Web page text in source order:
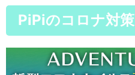
PiPiのコロナ対策